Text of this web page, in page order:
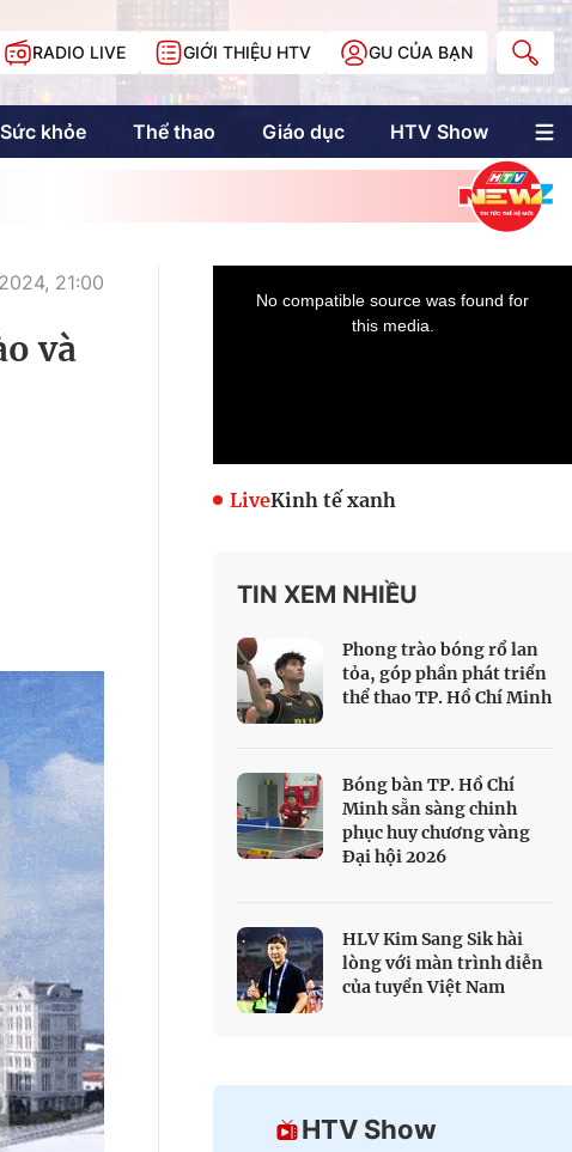
RADIO LIVE GIỚI THIỆU HTV GU CỦA BẠN
Sức khỏe Thể thao Giáo dục HTV Show
Cuộc đua offroad
HTV
SEA Games 33
Multimedia
Multiform
Doanh nhân Sài
Gòn
21:00
và
LiveKinh tế xanh
TIN XEM NHIỀU
Phong trào bóng rổ lan
tỏa, góp phần phát triển
thể thao TP. Hồ Chí Minh
Bóng bàn TP. Hồ Chí
Minh sẵn sàng chinh
phục huy chương vàng
Đại hội 2026
HLV Kim Sang Sik hài
lòng với màn trình diễn
của tuyển Việt Nam
HTV Show